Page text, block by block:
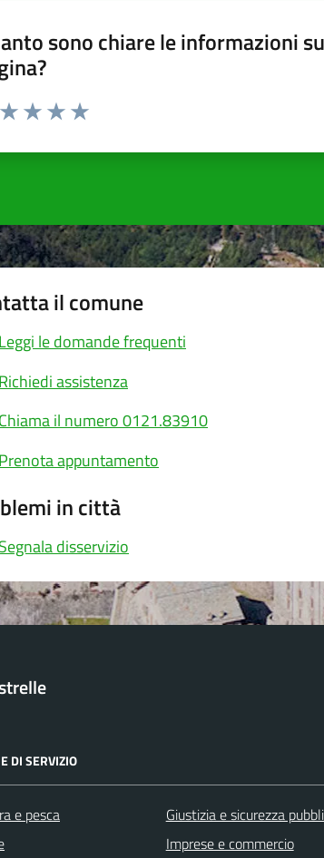
sono chiare le informazioni
da 1 a 5 stelle la pagina
il comune
le domande frequenti
assistenza
il numero 0121.83910
appuntamento
in città
disservizio
DI SERVIZIO
e pesca
Giustizia e sicurezza
Imprese e commercio